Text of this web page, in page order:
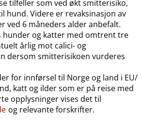
tilfeller som ved økt smitterisiko,
hund. Videre er revaksinasjon av
ved 6 måneders alder anbefalt.
hunder og katter med omtrent tre
årlig mot calici- og
dersom smitterisikoen vurderes
for innførsel til Norge og land i EU​/​
katt og ilder som er på reise med
opplysninger vises det til
og relevante forskrifter.